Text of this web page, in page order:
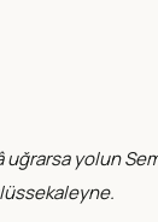
uğrarsa yolun